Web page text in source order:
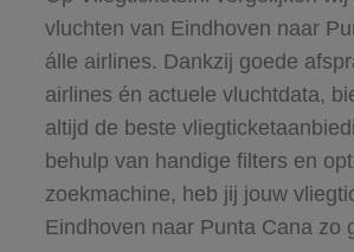
vluchten van Eindhoven naar
álle airlines. Dankzij goede
airlines én actuele vluchtdata,
altijd de beste
behulp van handige filters en
zoekmachine, heb jij jouw
Eindhoven naar Punta Cana zo